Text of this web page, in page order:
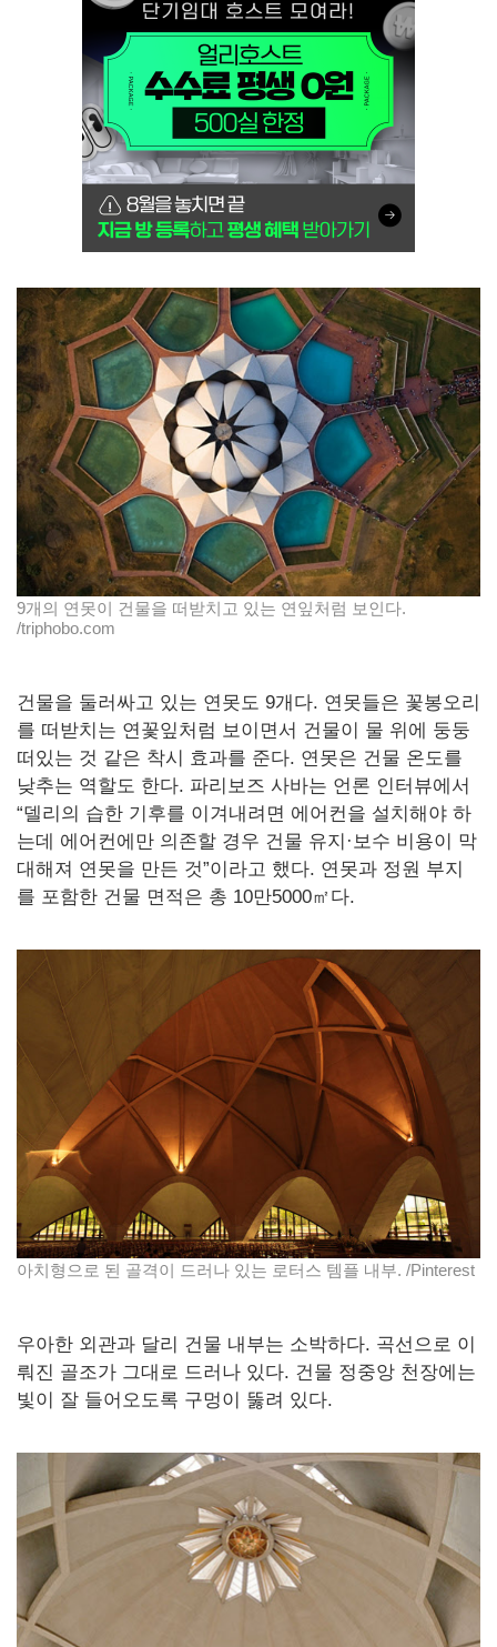
9개의 연못이 건물을 떠받치고 있는 연잎처럼 보인다.
/triphobo.com
건물을 둘러싸고 있는 연못도 9개다. 연못들은 꽃봉오리
를 떠받치는 연꽃잎처럼 보이면서 건물이 물 위에 둥둥
떠있는 것 같은 착시 효과를 준다. 연못은 건물 온도를
낮추는 역할도 한다. 파리보즈 사바는 언론 인터뷰에서
“델리의 습한 기후를 이겨내려면 에어컨을 설치해야 하
는데 에어컨에만 의존할 경우 건물 유지·보수 비용이 막
대해져 연못을 만든 것”이라고 했다. 연못과 정원 부지
를 포함한 건물 면적은 총 10만5000㎡다.
아치형으로 된 골격이 드러나 있는 로터스 템플 내부. /Pinterest
우아한 외관과 달리 건물 내부는 소박하다. 곡선으로 이
뤄진 골조가 그대로 드러나 있다. 건물 정중앙 천장에는
빛이 잘 들어오도록 구멍이 뚫려 있다.